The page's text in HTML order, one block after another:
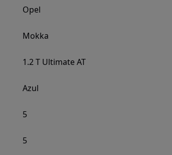
Opel
Mokka
1.2 T Ultimate AT
Azul
5
5